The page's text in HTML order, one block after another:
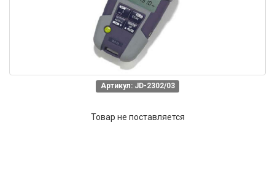
Артикул: JD-2302/03
Товар не поставляется